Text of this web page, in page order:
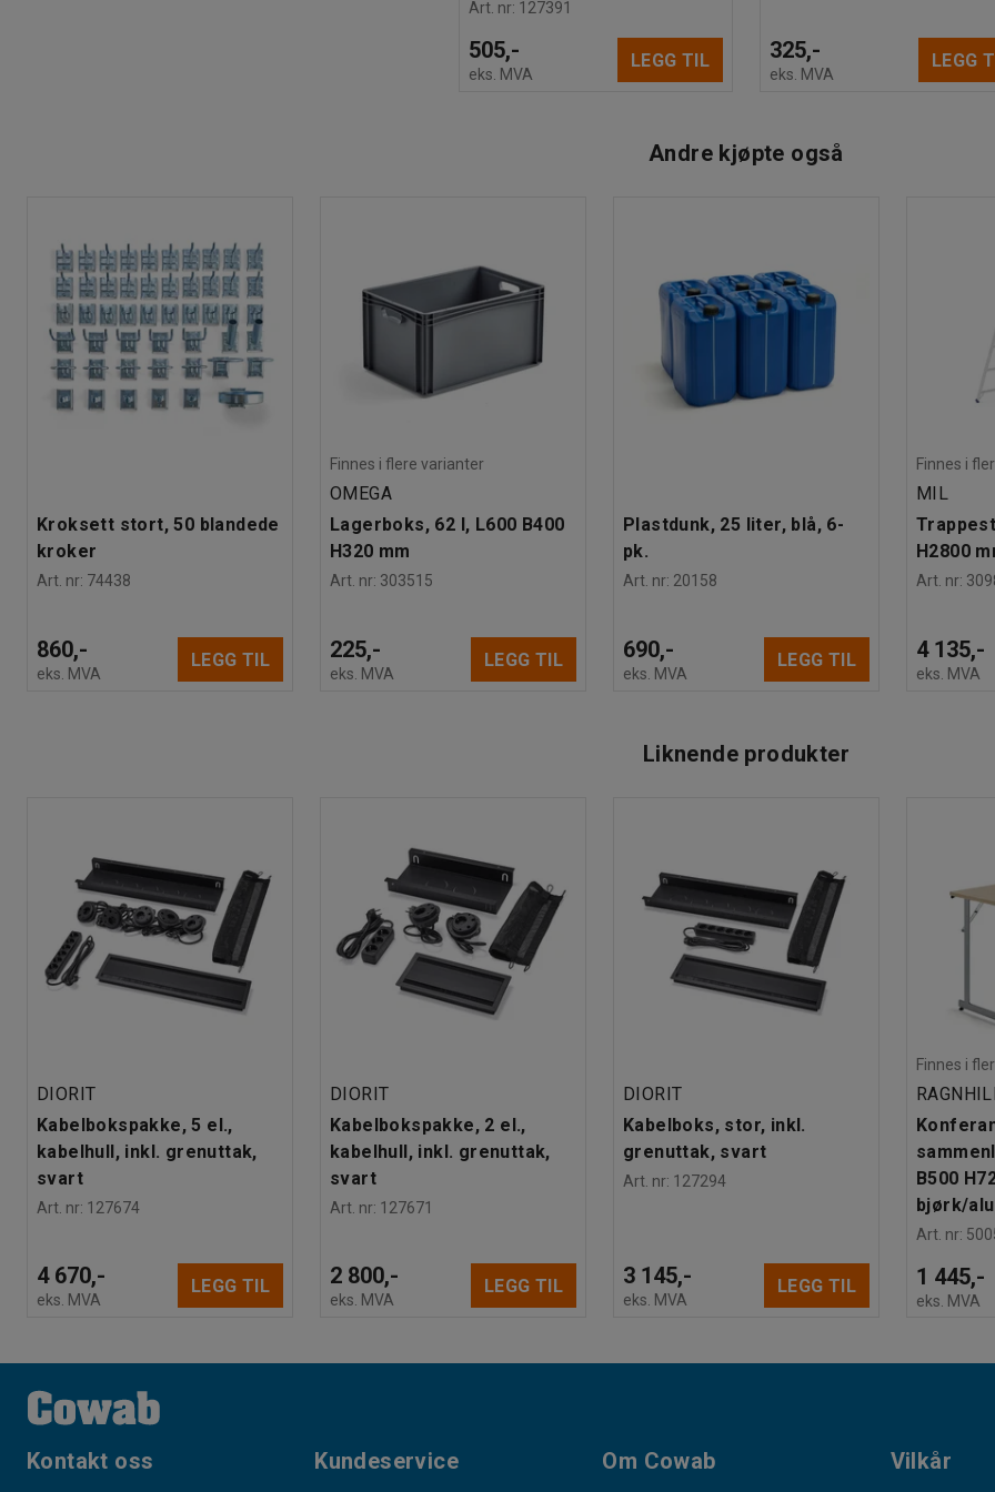
Art. nr: 127391
505,-
eks. MVA
LEGG TIL 325,-
eks. MVA
LEGG
Andre kjøpte også
Kroksett stort, 50 blandede
kroker
Art. nr: 74438
860,-
eks. MVA
LEGG TIL
Finnes i flere varianter
OMEGA
Lagerboks, 62 l, L600 B400
H320 mm
Art. nr: 303515
225,-
eks. MVA
LEGG TIL
Plastdunk, 25 liter, blå, 6-
pk.
Art. nr: 20158
690,-
eks. MVA
LEGG TIL
Finnes i
MIL
H2800
Art. nr:
4 135,-
eks. MVA
Liknende produkter
DIORIT
Kabelbokspakke, 5 el.,
kabelhull, inkl. grenuttak,
svart
Art. nr: 127674
4 670,-
eks. MVA
LEGG TIL
DIORIT
Kabelbokspakke, 2 el.,
kabelhull, inkl. grenuttak,
svart
Art. nr: 127671
2 800,-
eks. MVA
LEGG TIL
DIORIT
Kabelboks, stor, inkl.
grenuttak, svart
Art. nr: 127294
3 145,-
eks. MVA
LEGG TIL
Finnes i
B500
bjørk/
Art. nr:
1 445,-
eks. MVA
Kontakt oss Kundeservice Om Cowab Vilkår